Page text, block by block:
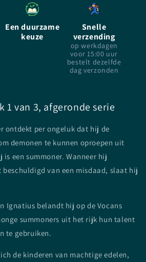
Een duurzame
keuze
Snelle
verzending
op werkdagen
voor 15:00 uur
bestelt dezelfde
dag verzonden
1 van 3, afgeronde serie
ontdekt per ongeluk dat hij de
demonen te kunnen oproepen uit
een summoner. Wanneer hij
van een misdaad, slaat hij
Ignatius belandt hij op de Vocans
summoners uit het rijk hun talent
te gebruiken.
de kinderen van machtige edelen,